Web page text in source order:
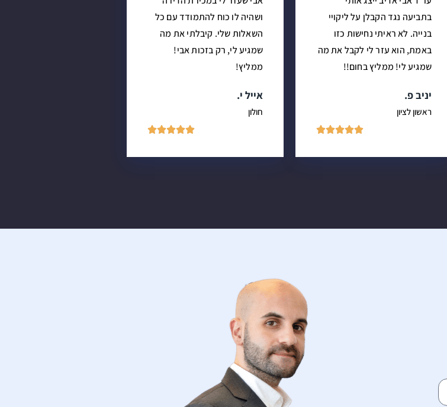
בתביעה נגד הקבלן על ליקויי
בנייה. לא ראיתי נחישות כזו
באמת, הוא עזר לי לקבל את מה
שמגיע לי! ממליץ בחום!!
יניב פ.
ראשון לציון





ושהיה לו כוח להתמודד עם כל
השאלות שלי. קיבלתי את מה
שמגיע לי, רק בזכות אבי!
ממליץ!
אייל י.
חולון




